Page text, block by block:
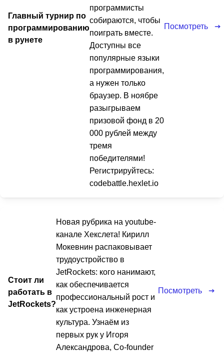
Главный турнир по
программированию
в рунете
программисты
собираются, чтобы
поиграть вместе.
Доступны все
популярные языки
программирования,
а нужен только
браузер. В ноябре
разыгрываем
призовой фонд в 20
000 рублей между
тремя
победителями!
Регистрируйтесь:
codebattle.hexlet.io
Посмотреть
Стоит ли
работать в
JetRockets?
Новая рубрика на youtube-
канале Хекслета! Кирилл
Мокевнин распаковывает
трудоустройство в
JetRockets: кого нанимают,
как обеспечивается
профессиональный рост и
как устроена инженерная
культура. Узнаём из
первых рук у Игоря
Александрова, Co-founder
Посмотреть